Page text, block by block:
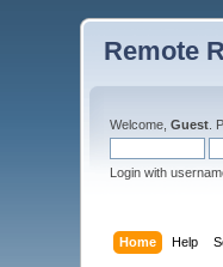
Remote
Welcome,Guest .
Login with
Home Help